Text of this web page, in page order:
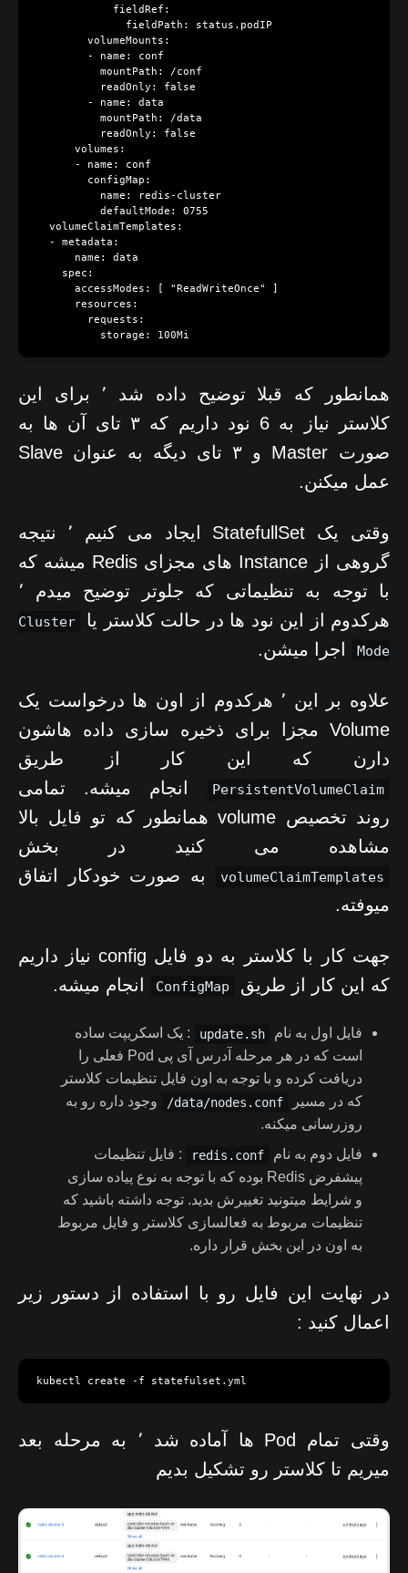
            fieldRef:
              fieldPath: status.podIP
        volumeMounts:
        - name: conf
          mountPath: /conf
          readOnly: false
        - name: data
          mountPath: /data
          readOnly: false
      volumes:
      - name: conf
        configMap:
          name: redis-cluster
          defaultMode: 0755
  volumeClaimTemplates:
  - metadata:
      name: data
    spec:
      accessModes: [ "ReadWriteOnce" ]
      resources:
        requests:
همانطور که قبلا توضیح داده شد ٬ برای این
کلاستر نیاز به 6 نود داریم که ۳ تای آن ها به
صورت Master و ۳ تای دیگه به عنوان Slave
عمل میکنن.
وقتی یک StatefullSet ایجاد می کنیم ٬ نتیجه
گروهی از Instance های مجزای Redis میشه که
با توجه به تنظیماتی که جلوتر توضیح میدم ٬
هرکدوم از این نود ها در حالت کلاستر یا
Cluster
Mode
اجرا میشن.
علاوه بر این ٬ هرکدوم از اون ها درخواست یک
Volume مجزا برای ذخیره سازی داده هاشون
دارن که این کار از طریق
PersistentVolumeClaim
انجام میشه. تمامی
روند تخصیص volume همانطور که تو فایل بالا
مشاهده می کنید در بخش
volumeClaimTemplates
به صورت خودکار اتفاق
میوفته.
جهت کار با کلاستر به دو فایل config نیاز داریم
که این کار از طریق
ConfigMap انجام میشه.
فایل اول به نام update.sh
: یک اسکریپت ساده
است که در هر مرحله آدرس آی پی Pod فعلی را
دریافت کرده و با توجه به اون فایل تنظیمات کلاستر
که در مسیر
data/nodes.conf/
وجود داره رو به
روزرسانی میکنه.
فایل دوم به نام
redis.conf
: فایل تنظیمات
پیشفرض Redis بوده که با توجه به نوع پیاده سازی
و شرایط میتونید تغییرش بدید. توجه داشته باشید که
تنظیمات مربوط به فعالسازی کلاستر و فایل مربوط
به اون در این بخش قرار داره.
در نهایت این فایل رو با استفاده از دستور زیر
اعمال کنید :
وقتی تمام Pod ها آماده شد ٬ به مرحله بعد
میریم تا کلاستر رو تشکیل بدیم